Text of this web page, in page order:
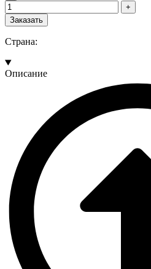
Заказать
Страна:
Описание